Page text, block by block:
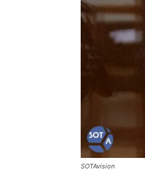
SOTAvision